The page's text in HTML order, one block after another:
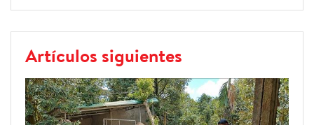
Artículos siguientes